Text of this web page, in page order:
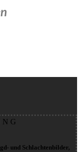
und Schlachtenbilder,